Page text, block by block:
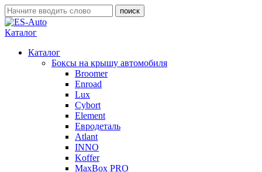
Каталог
Каталог
Боксы на крышу автомобиля
Broomer
Enroad
Lux
Cybort
Element
Евродеталь
Atlant
INNO
Koffer
MaxBox PRO